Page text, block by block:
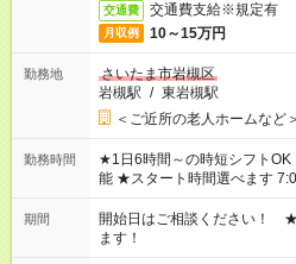
交通費 交通費支給※規定有
月収例 10～15万円
勤務地
さいたま市岩槻区
岩槻駅 / 東岩槻駅
＜ご近所の老人ホームなど＞
勤務時間
★1日6時間～の時短シフトOK ★もちろんフルタイムシフトも可
能 ★スタート時間選べます
20:00 など 残業なし！ ※Wワークの場合、他のお仕事と合わせ
週40時間超の就業はご案内
間以上勤務は社会保険への加
（日雇い派遣の原則禁止）に
期間
開始日はご相談ください！
ます！